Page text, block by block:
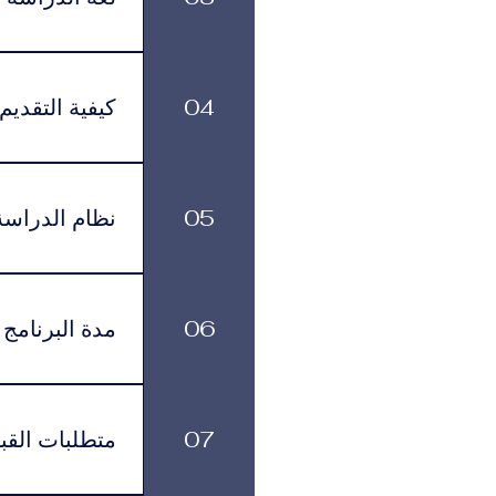
يتم تقديم البرنامج باللغة العربية.
04 كيفية التقديم
يمكن تقديم طلب
القبول بمساعدتك خلال جميع مراحل التقديم والتسجيل.
05 نظام
يتم تقديم
06 مدة البرنامج
لكل برنامج مدة
07 متطلبات